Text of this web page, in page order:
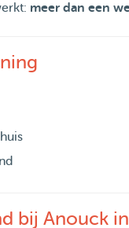
meer dan een
bij Anouck